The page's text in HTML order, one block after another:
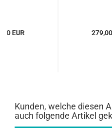
EUR
Kunden, welche diesen
auch folgende Artikel